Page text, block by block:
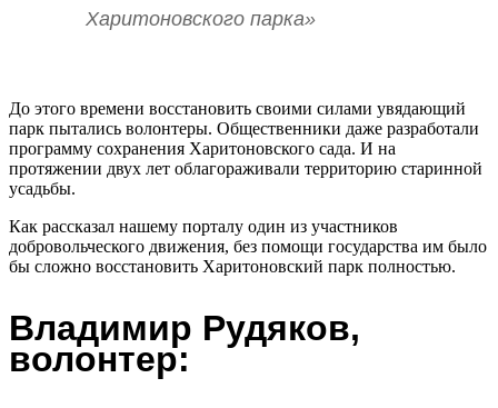
Харитоновского парка»
До этого времени восстановить своими силами увядающий
парк пытались волонтеры. Общественники даже разработали
программу сохранения Харитоновского сада. И на
протяжении двух лет облагораживали территорию старинной
усадьбы.
Как рассказал нашему порталу один из участников
добровольческого движения, без помощи государства им было
бы сложно восстановить Харитоновский парк полностью.
Владимир Рудяков,
волонтер: